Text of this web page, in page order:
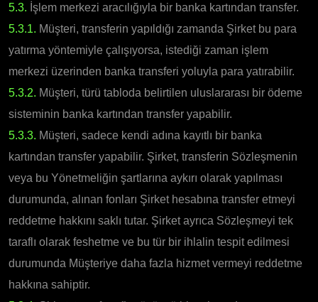
5.3. İşlem merkezi aracılığıyla bir banka kartından transfer.
5.3.1. Müşteri, transferin yapıldığı zamanda Şirket bu para
yatırma yöntemiyle çalışıyorsa, istediği zaman işlem
merkezi üzerinden banka transferi yoluyla para yatırabilir.
5.3.2. Müşteri, türü tabloda belirtilen uluslararası bir ödeme
sisteminin banka kartından transfer yapabilir.
5.3.3. Müşteri, sadece kendi adına kayıtlı bir banka
kartından transfer yapabilir. Şirket, transferin Sözleşmenin
veya bu Yönetmeliğin şartlarına aykırı olarak yapılması
durumunda, alınan fonları Şirket hesabına transfer etmeyi
reddetme hakkını saklı tutar. Şirket ayrıca Sözleşmeyi tek
taraflı olarak feshetme ve bu tür bir ihlalin tespit edilmesi
durumunda Müşteriye daha fazla hizmet vermeyi reddetme
hakkına sahiptir.